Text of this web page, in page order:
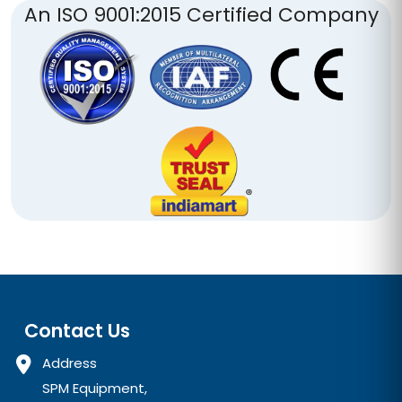
An ISO 9001:2015 Certified Company
Contact Us
Address
SPM Equipment,